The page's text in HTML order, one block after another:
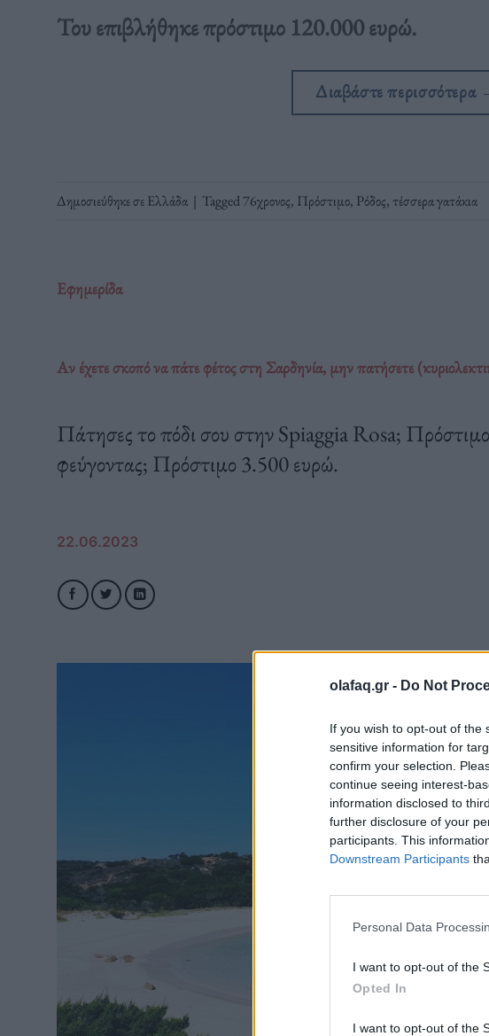
olafaq.gr - Do Not
If you wish to opt-out of the
sensitive information for
confirm your selection.
continue seeing interest-
information disclosed to
further disclosure of your
participants. This
Downstream Participants
Personal Data
I want to opt-out of the
Opted In
I want to opt-out of the
Του επιβλήθηκε πρόστιμο 120.000 ευρώ.
Διαβάστε περισσότερα
Δημοσιεύθηκε σεΕλλάδα | Tagged76χρονος, Πρόστιμο, Ρόδος,τέσσερα γατάκια
Εφημερίδα
Αν έχετε σκοπό να πάτε φέτος στη Σαρδηνία, μην πατήσετε
Πάτησες το πόδι σου στην Spiaggia Rosa;
φεύγοντας; Πρόστιμο 3.500 ευρώ.
22.06.2023